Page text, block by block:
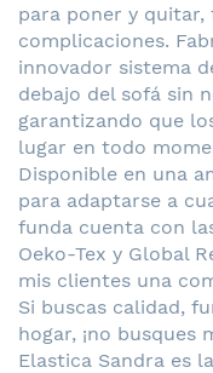
para poner y quitar,
complicaciones.
innovador sistema
debajo del sofá sin
garantizando que
lugar en todo
Disponible en una
para adaptarse a
funda cuenta con
Oeko-Tex y Global
mis clientes una
Si buscas calidad,
hogar, ¡no busques
Elastica Sandra es